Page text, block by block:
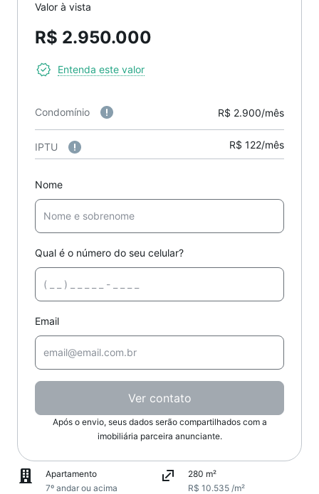
Valor à vista
R$ 2.950.000
Entenda este valor
Condomínio R$ 2.900/mês
IPTU R$ 122/mês
Nome
Qual é o número do seu celular?
Email
Ver contato
Após o envio, seus dados serão compartilhados com a
imobiliária parceira anunciante.
Apartamento
7º andar ou acima
280 m²
R$ 10.535 /m²